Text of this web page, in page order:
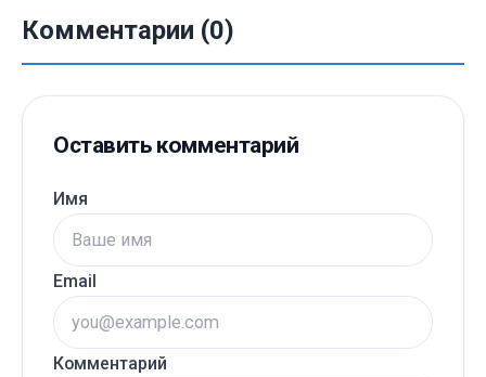
Комментарии (0)
Оставить комментарий
Имя
Email
Комментарий